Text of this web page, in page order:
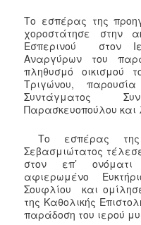
Το εσπέρας της
χοροστάτησε στην
Εσπερινού στον
Αναργύρων του
πληθυσμό οικισμού
Τριγώνου,
Συντάγματος
Παρασκευοπούλου και
Το εσπέρας της
Σεβασμιώτατος
στον επ’
αφιερωμένο
Σουφλίου και
της Καθολικής
παράδοση του ιερού